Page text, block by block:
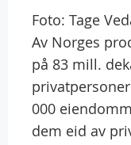
Foto: Tage
Av Norges
på 83 mill.
000
dem eid av